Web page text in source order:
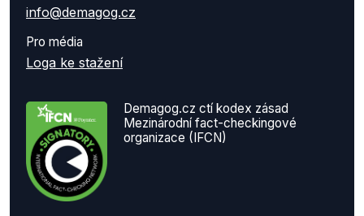
info@demagog.cz
Pro média
Loga ke stažení
Demagog.cz ctí kodex zásad
Mezinárodní fact-checkingové
organizace (IFCN)